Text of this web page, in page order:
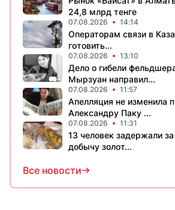
24,8 млрд тенге
07.08.2026 14:14
Операторам связи в
готовить...
07.08.2026 13:10
Дело о гибели
Мырзуан направил...
07.08.2026 11:57
Апелляция не изменила
Александру Паку ...
07.08.2026 11:31
13 человек задержали
добычу золот...
Все новости